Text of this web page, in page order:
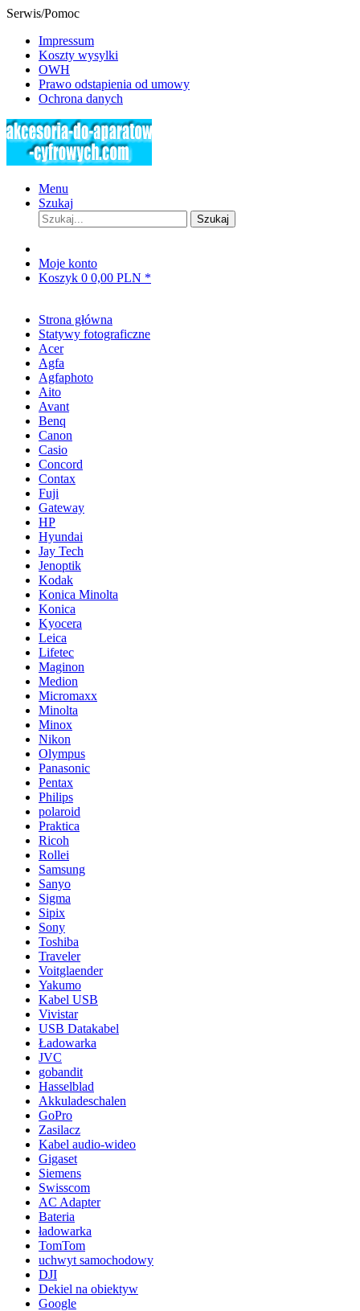
Serwis/Pomoc
Impressum
Koszty wysylki
OWH
Prawo odstapienia od umowy
Ochrona danych
Menu
Szukaj
Szukaj
Moje konto
Koszyk 0 0,00 PLN *
Strona główna
Statywy fotograficzne
Acer
Agfa
Agfaphoto
Aito
Avant
Benq
Canon
Casio
Concord
Contax
Fuji
Gateway
HP
Hyundai
Jay Tech
Jenoptik
Kodak
Konica Minolta
Konica
Kyocera
Leica
Lifetec
Maginon
Medion
Micromaxx
Minolta
Minox
Nikon
Olympus
Panasonic
Pentax
Philips
polaroid
Praktica
Ricoh
Rollei
Samsung
Sanyo
Sigma
Sipix
Sony
Toshiba
Traveler
Voitglaender
Yakumo
Kabel USB
Vivistar
USB Datakabel
Ładowarka
JVC
gobandit
Hasselblad
Akkuladeschalen
GoPro
Zasilacz
Kabel audio-wideo
Gigaset
Siemens
Swisscom
AC Adapter
Bateria
ładowarka
TomTom
uchwyt samochodowy
DJI
Dekiel na obiektyw
Google